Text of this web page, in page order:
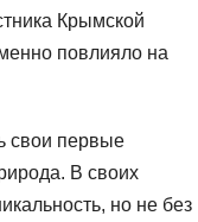
Крымской
повлияло на
свои первые
В своих
но не без